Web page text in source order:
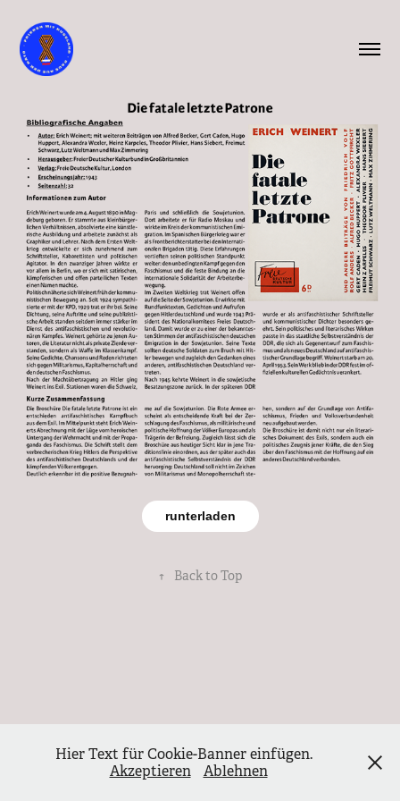
runterladen
↑ Back to Top
Hier Text für Cookie-Banner einfügen.
Akzeptieren
Ablehnen